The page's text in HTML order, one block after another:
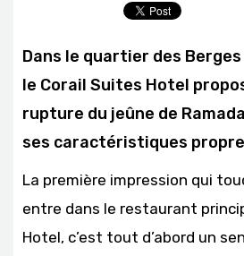
Dans le quartier des Berges
le Corail Suites Hotel
rupture du jeûne de
ses caractéristiques
La première impression qui
entre dans le restaurant
Hotel, c’est tout d’abord un